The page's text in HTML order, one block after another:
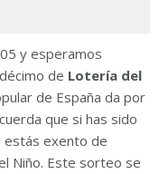
y esperamos
de Lotería del
de España da por
que si has sido
estás exento de
Niño. Este sorteo se